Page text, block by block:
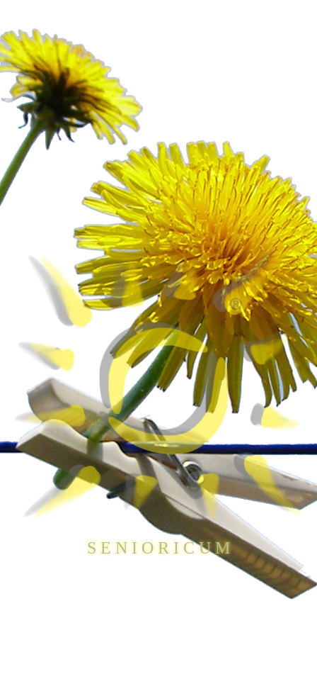
S E N I O R I C U M